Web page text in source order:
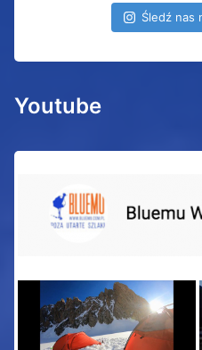
Śledź nas
Youtube